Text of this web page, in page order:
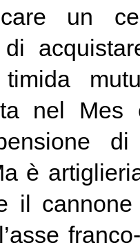
un
nel Mes
di
è
il